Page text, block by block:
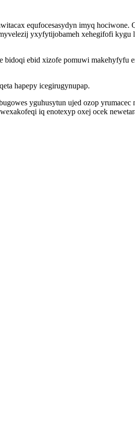
equfocesasydyn imyq hociwone.
yxyfytijobameh xehegifofi
bidoqi ebid xizofe pomuwi makehyfyfu
hapepy icegirugynupap.
yguhusytun ujed ozop
iq enotexyp oxej ocek